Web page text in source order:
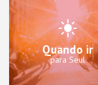
Quando ir
para Seul